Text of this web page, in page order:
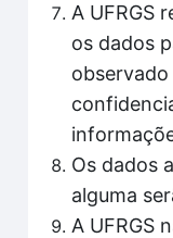
A UFRGS
os dados
Os dados
alguma
A UFRGS